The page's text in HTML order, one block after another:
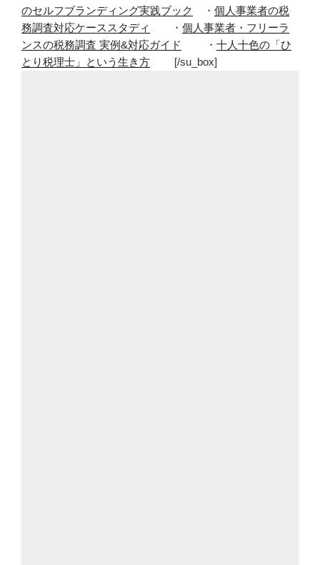
のセルフブランディング実践ブック
・ 個人事業者の税
務調査対応ケーススタディ
・ 個人事業者・フリーラ
ンスの税務調査 実例&対応ガイド
・ 十人十色の「ひ
とり税理士」という生き方 [/su_box]